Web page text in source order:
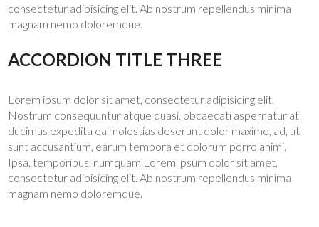
consectetur adipisicing elit. Ab nostrum repellendus minima
magnam nemo doloremque.
ACCORDION TITLE THREE
Lorem ipsum dolor sit amet, consectetur adipisicing elit.
Nostrum consequuntur atque quasi, obcaecati aspernatur at
ducimus expedita ea molestias deserunt dolor maxime, ad, ut
sunt accusantium, earum tempora et dolorum porro animi.
Ipsa, temporibus, numquam.Lorem ipsum dolor sit amet,
consectetur adipisicing elit. Ab nostrum repellendus minima
magnam nemo doloremque.